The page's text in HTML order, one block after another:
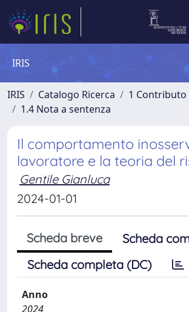
IRIS
IRIS Catalogo Ricerca
1 Contributo
1.4 Nota a sentenza
Il comportamento
lavoratore e la teoria del
Gentile Gianluca
2024-01-01
Scheda breve
Scheda
Scheda completa (DC)
Anno
2024